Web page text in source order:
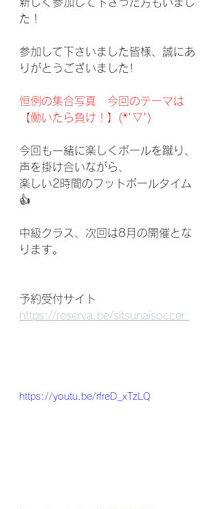
た！
参加して下さいました皆様、誠にあ
りがとうございました!
恒例の集合写真　今回のテーマは
【働いたら負け！】(*'▽')
今回も一緒に楽しくボールを蹴り、
声を掛け合いながら、
楽しい2時間のフットボールタイム
👍
中級クラス、次回は8月の開催とな
ります。
予約受付サイト
https://reserva.be/sitsunaisoccer
https://youtu.be/rfreD_xTzLQ